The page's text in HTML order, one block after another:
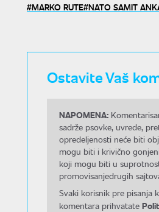
MARKO RUTE NATO SAMIT
Ostavite Vaš
NAPOMENA:
sadrže psovke, uvrede,
opredeljenosti neće biti
mogu biti i krivično
koji mogu biti u
promovisanjedrugih
Svaki korisnik pre pisanja
komentara prihvatate